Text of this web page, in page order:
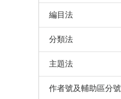
編目法
分類法
主題法
作者號及輔助區分號